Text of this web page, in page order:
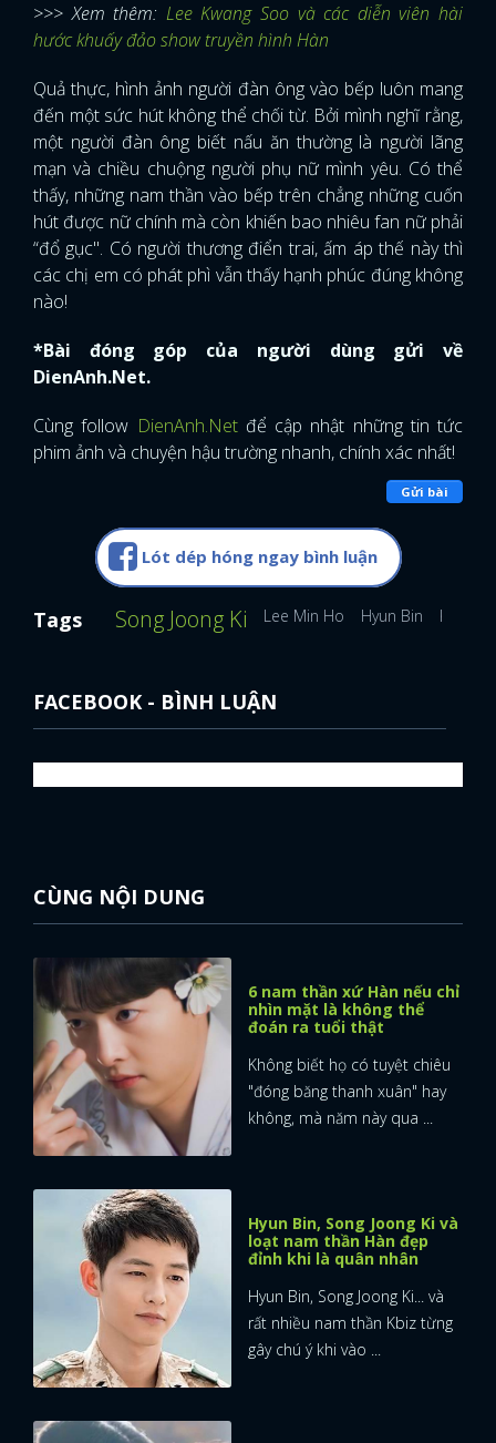
>>> Xem thêm: Lee Kwang Soo và các diễn viên hài
hước khuấy đảo show truyền hình Hàn
Quả thực, hình ảnh người đàn ông vào bếp luôn mang
đến một sức hút không thể chối từ. Bởi mình nghĩ rằng,
một người đàn ông biết nấu ăn thường là người lãng
mạn và chiều chuộng người phụ nữ mình yêu. Có thể
thấy, những nam thần vào bếp trên chẳng những cuốn
hút được nữ chính mà còn khiến bao nhiêu fan nữ phải
“đổ gục". Có người thương điển trai, ấm áp thế này thì
các chị em có phát phì vẫn thấy hạnh phúc đúng không
nào!
*Bài đóng góp của người dùng gửi về
DienAnh.Net.
Cùng follow DienAnh.Net để cập nhật những tin tức
phim ảnh và chuyện hậu trường nhanh, chính xác nhất!
Gửi bài
Lót dép hóng ngay bình luận
Tags Song Joong Ki Lee Min Ho Hyun Bin Kim
FACEBOOK - BÌNH LUẬN
CÙNG NỘI DUNG
6 nam thần xứ Hàn nếu chỉ
nhìn mặt là không thể
đoán ra tuổi thật
Không biết họ có tuyệt chiêu
"đóng băng thanh xuân" hay
không, mà năm này qua ...
Hyun Bin, Song Joong Ki và
loạt nam thần Hàn đẹp
đỉnh khi là quân nhân
Hyun Bin, Song Joong Ki... và
rất nhiều nam thần Kbiz từng
gây chú ý khi vào ...